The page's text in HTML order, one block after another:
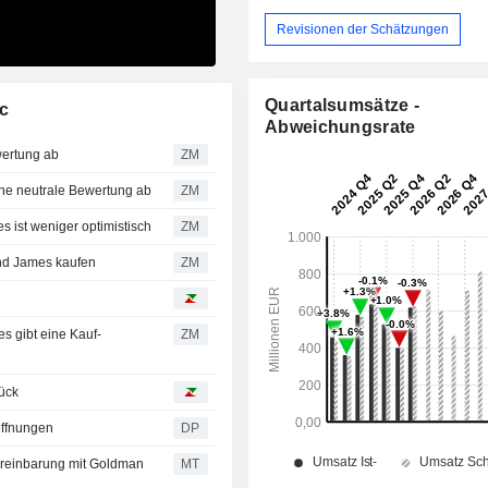
Bewertung ab ZM
Trading gibt eine neutrale Bewertung ab ZM
Global Securities ist weniger optimistisch ZM
Raymond James kaufen ZM
ZM
DP
mit Goldman MT
Revisionen der Schätzungen
Quartalsumsätze -
Abweichungsrate